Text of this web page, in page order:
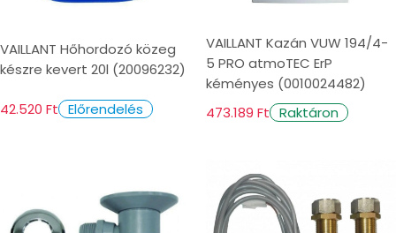
VAILLANT Hőhordozó közeg
készre kevert 20l (20096232)
42.520 Ft Előrendelés
VAILLANT Kazán VUW 194/4-
5 PRO atmoTEC ErP
kéményes (0010024482)
473.189 Ft Raktáron